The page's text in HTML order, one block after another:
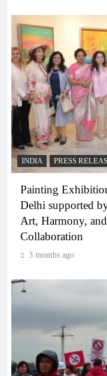
INDIA PRESS
Painting
Delhi supported
Art, Harmony,
Collaboration
3 months ago